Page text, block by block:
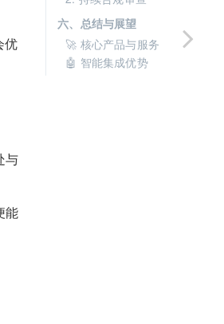
优
与
能
六、总结与展望
🚀 核心产品与服务
🤖 智能集成优势